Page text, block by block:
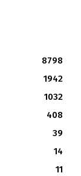
8798
1942
1032
408
39
14
11